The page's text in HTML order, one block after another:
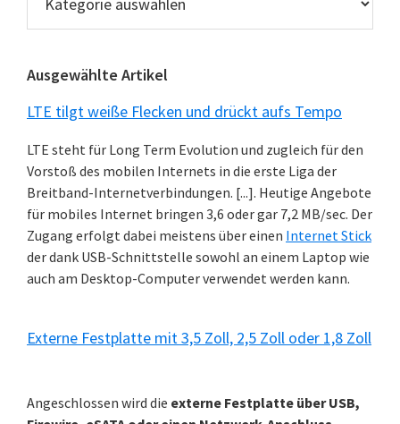
News
Kategorien
Ausgewählte Artikel
LTE tilgt weiße Flecken und drückt aufs Tempo
LTE steht für Long Term Evolution und zugleich für den
Vorstoß des mobilen Internets in die erste Liga der
Breitband-Internetverbindungen. [...]. Heutige Angebote
für mobiles Internet bringen 3,6 oder gar 7,2 MB/sec. Der
Zugang erfolgt dabei meistens über einen Internet Stick
der dank USB-Schnittstelle sowohl an einem Laptop wie
auch am Desktop-Computer verwendet werden kann.
Externe Festplatte mit 3,5 Zoll, 2,5 Zoll oder 1,8 Zoll
Angeschlossen wird die externe Festplatte über USB,